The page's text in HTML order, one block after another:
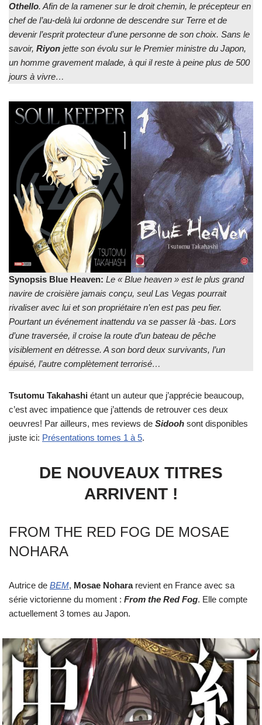
Othello. Afin de la ramener sur le droit chemin, le précepteur en
chef de l’au-delà lui ordonne de descendre sur Terre et de
devenir l’esprit protecteur d’une personne de son choix. Sans le
savoir, Riyon jette son évolu sur le Premier ministre du Japon,
un homme gravement malade, à qui il reste à peine plus de 500
jours à vivre…
Synopsis Blue Heaven: Le « Blue heaven » est le plus grand
navire de croisière jamais conçu, seul Las Vegas pourrait
rivaliser avec lui et son propriétaire n’en est pas peu fier.
Pourtant un événement inattendu va se passer là -bas. Lors
d’une traversée, il croise la route d’un bateau de pêche
visiblement en détresse. A son bord deux survivants, l’un
épuisé, l’autre complètement terrorisé…
Tsutomu Takahashi étant un auteur que j’apprécie beaucoup,
c’est avec impatience que j’attends de retrouver ces deux
oeuvres! Par ailleurs, mes reviews de Sidooh sont disponibles
juste ici: Présentations tomes 1 à 5.
DE NOUVEAUX TITRES
ARRIVENT !
FROM THE RED FOG DE MOSAE
NOHARA
Autrice de BEM, Mosae Nohararevient en France avec sa
série victorienne du moment : From the Red Fog. Elle compte
actuellement 3 tomes au Japon.